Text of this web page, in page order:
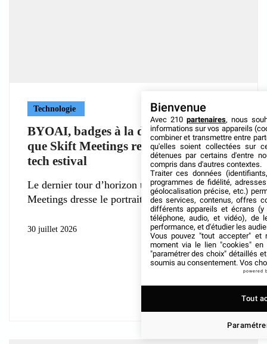
Technologie
BYOAI, badges à la demande, NFC : ce
que Skift Meetings retient de l’event
tech estival
Le dernier tour d’horizon technologique de Skift
Meetings dresse le portrait d’un secteur
30 juillet 2026
Bienvenue
Avec 210 partenaires, nous
informations sur vos appareils
combiner et transmettre entre
qu'elles soient collectées sur
détenues par certains d'entre
compris dans d'autres contextes.
Traiter ces données
programmes de fidélité,
géolocalisation précise, etc.)
des services, contenus, offres
différents appareils et écrans (y
téléphone, audio, et vidéo), de
performance, et d'étudier les
Vous pouvez "tout accepter" et
moment via le lien "cookies" en
"paramétrer des choix" détaillés
soumis au consentement. Vos
powered
Tout